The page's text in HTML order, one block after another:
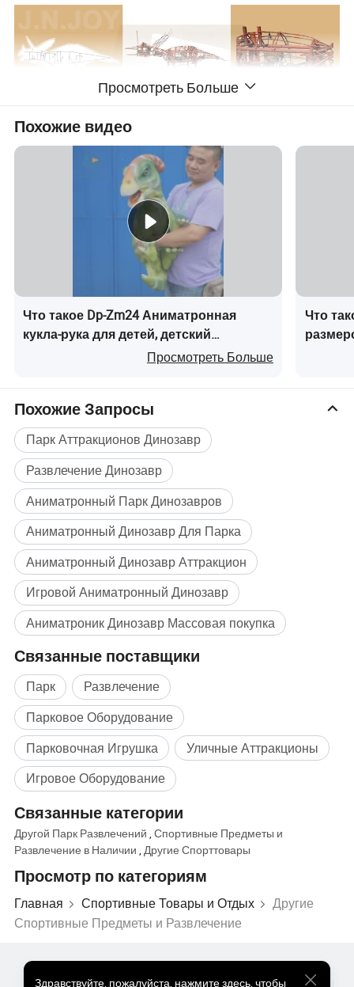
Просмотреть Больше
Похожие видео
Что такое Dp-Zm24 Аниматронная
кукла-рука для детей, детский
динозавр на продажуПросмотреть Больше
Что
Похожие Запросы
Парк Аттракционов Динозавр
Развлечение Динозавр
Аниматронный Парк Динозавров
Аниматронный Динозавр Для Парка
Аниматронный Динозавр Аттракцион
Игровой Аниматронный Динозавр
Аниматроник Динозавр Массовая покупка
Связанные поставщики
Парк
Развлечение
Парковое Оборудование
Парковочная Игрушка
Уличные Аттракционы
Игровое Оборудование
Связанные категории
Другой Парк Развлечений ,Спортивные Предметы и
Развлечение в Наличии Другие Спорттовары
Просмотр по категориям
Главная Спортивные Товары и Отдых
Другие
Спортивные Предметы и Развлечение
Здравствуйте, пожалуйста, нажмите здесь, чтобы